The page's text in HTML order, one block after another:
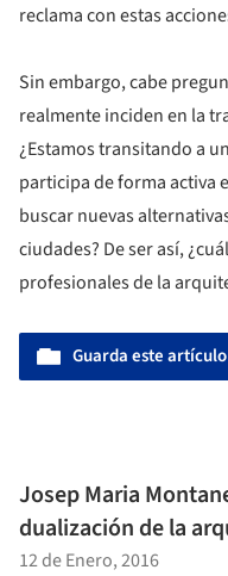
reclama con estas
Sin embargo, cabe
realmente inciden en la
¿Estamos transitando a
participa de forma activa
buscar nuevas
ciudades? De ser así,
profesionales de la
Guarda este artículo
Josep Maria
dualización de la
12 de Enero, 2016